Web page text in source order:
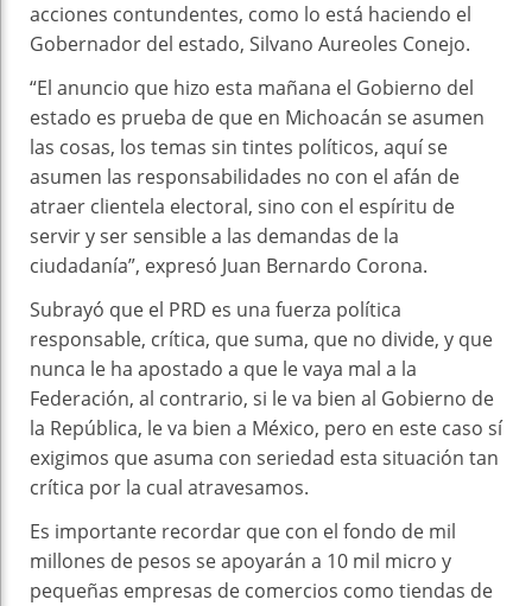
acciones contundentes, como lo está haciendo el
Gobernador del estado, Silvano Aureoles Conejo.
“El anuncio que hizo esta mañana el Gobierno del
estado es prueba de que en Michoacán se asumen
las cosas, los temas sin tintes políticos, aquí se
asumen las responsabilidades no con el afán de
atraer clientela electoral, sino con el espíritu de
servir y ser sensible a las demandas de la
ciudadanía”, expresó Juan Bernardo Corona.
Subrayó que el PRD es una fuerza política
responsable, crítica, que suma, que no divide, y que
nunca le ha apostado a que le vaya mal a la
Federación, al contrario, si le va bien al Gobierno de
la República, le va bien a México, pero en este caso sí
exigimos que asuma con seriedad esta situación tan
crítica por la cual atravesamos.
Es importante recordar que con el fondo de mil
millones de pesos se apoyarán a 10 mil micro y
pequeñas empresas de comercios como tiendas de